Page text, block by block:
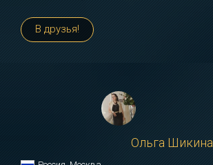
В друзья!
Ольга Шикина